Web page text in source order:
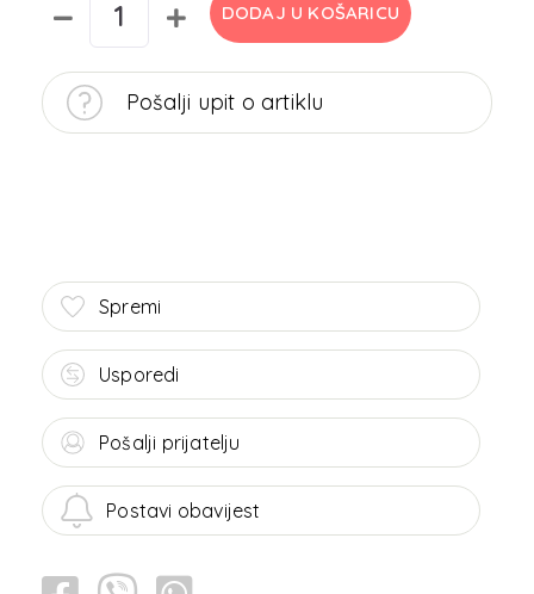
DODAJ U KOŠARICU
Pošalji upit o artiklu
Spremi
Usporedi
Pošalji prijatelju
Postavi obavijest